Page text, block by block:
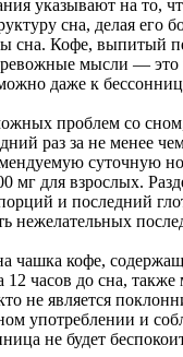
указывают на то,
сна, делая его
сна. Кофе, выпитый
мысли —
даже к
проблем со
раз за не менее
суточную
мг для взрослых.
и последний
нежелательных
чашка кофе,
12 часов до сна,
не является
употреблении и
не будет